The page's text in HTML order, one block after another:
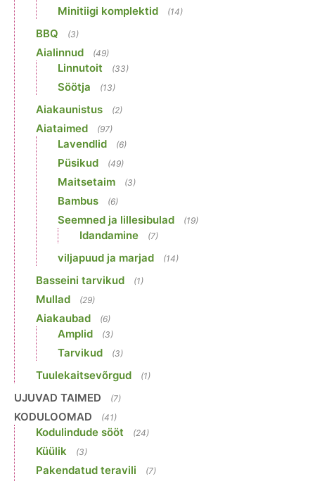
Minitiigi komplektid (14)
BBQ (3)
Aialinnud (49)
Linnutoit (33)
Söötja (13)
Aiakaunistus (2)
Aiataimed (97)
Lavendlid (6)
Püsikud (49)
Maitsetaim (3)
Bambus (6)
Seemned ja lillesibulad (19)
Idandamine (7)
viljapuud ja marjad (14)
Basseini tarvikud (1)
Mullad (29)
Aiakaubad (6)
Amplid (3)
Tarvikud (3)
Tuulekaitsevõrgud (1)
UJUVAD TAIMED (7)
KODULOOMAD (41)
Kodulindude sööt (24)
Küülik (3)
Pakendatud teravili (7)